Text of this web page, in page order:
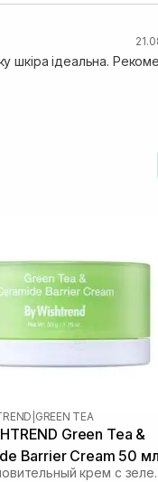
шкіра ідеальна.
GREEN TEA
Green Tea &
Barrier Cream 50 мл